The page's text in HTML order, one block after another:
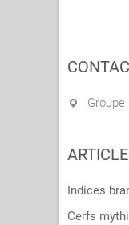
Groupe
Indices
Cerfs